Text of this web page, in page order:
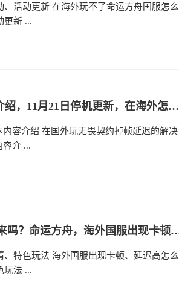
活动更新 在海外玩不了命运方舟国服怎么
更新 ...
《无畏契约》9.10版本内容介绍，11月21日停机更新，在海外怎么玩瓦国服不卡顿？
容介绍 在国外玩无畏契约掉帧延迟的解决
容介 ...
一场跨越时空的冒险，你敢来吗？命运方舟，海外国
特色玩法 海外国服出现卡顿、延迟高怎么
玩法 ...